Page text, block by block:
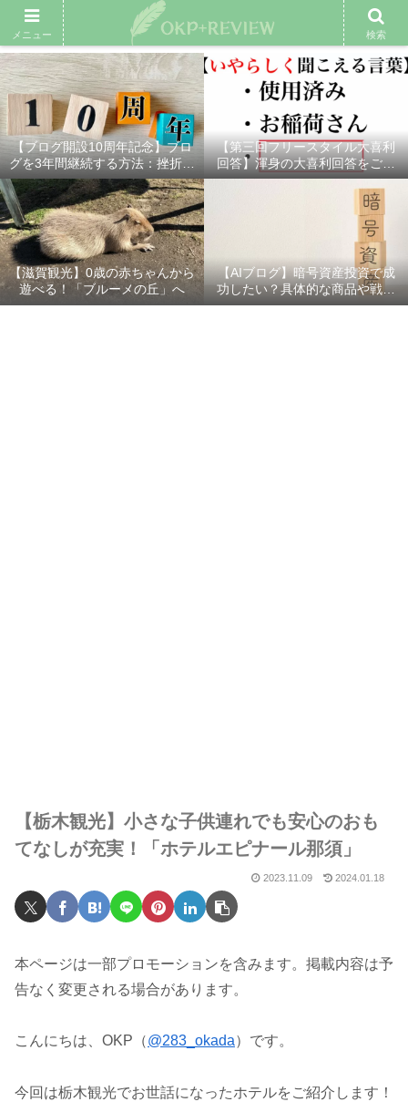
雑記ブログ プロフィール 余興動画 ベスト大喜利 スポ
【ブログ開設10周年記念】ブロ
グを3年間継続する方法：挫折し
ないための7つの秘訣
【第三回フリースタイル大喜利
回答】渾身の大喜利回答をご紹
介！
【滋賀観光】0歳の赤ちゃんから
遊べる！「ブルーメの丘」へ
【AIブログ】暗号資産投資で成
功したい？具体的な商品や戦略
を分かりやすく解説！
【栃木観光】小さな子供連れでも安心のおも
てなしが充実！「ホテルエピナール那須」
2023.11.09 2024.01.18
本ページは一部プロモーションを含みます。掲載内容は予
告なく変更される場合があります。
こんにちは、OKP（@283_okada）です。
今回は栃木観光でお世話になったホテルをご紹介します！
メニュー 検索